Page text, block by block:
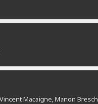
Macaigne, Manon Bresch